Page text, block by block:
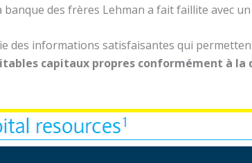
des frères Lehman a fait faillite avec un
des informations satisfaisantes qui
capitaux propres conformément à la